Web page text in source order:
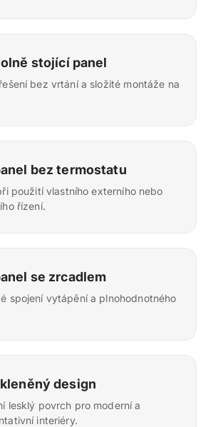
stojící panel
bez vrtání a složité montáže na
bez termostatu
použití vlastního externího nebo
řízení.
se zrcadlem
spojení vytápění a plnohodnotného
design
lesklý povrch pro moderní a
interiéry.